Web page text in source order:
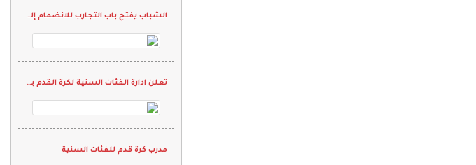
الشباب يفتح باب التجارب للانضمام إلى الفئات السنية
تعلن ادارة الفئات السنية لكرة القدم بنادي المحمل عن بدء التسجيل للمرحلة الأولى
مدرب كرة قدم للفئات السنية